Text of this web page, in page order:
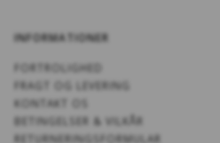
INFORMATIONER
FORTROLIGHED
FRAGT OG LEVERING
KONTAKT OS
BETINGELSER & VILKÅR
RETURNERINGSFORMULAR